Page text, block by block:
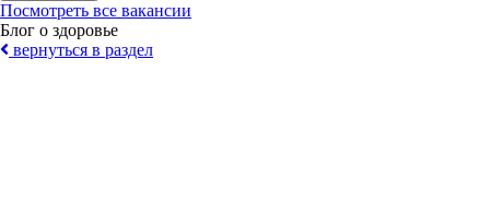
Посмотреть все вакансии
Блог о здоровье
вернуться в раздел